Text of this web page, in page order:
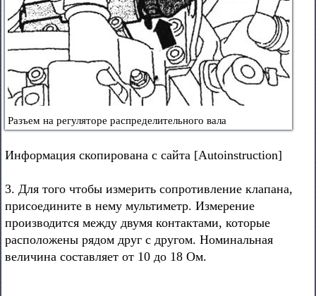
Разъем на регуляторе распределительного вала
Информация скопирована с сайта [Autoinstruction]
3. Для того чтобы измерить сопротивление клапана,
присоедините в нему мультиметр. Измерение
производится между двумя контактами, которые
расположены рядом друг с другом. Номинальная
величина составляет от 10 до 18 Ом.